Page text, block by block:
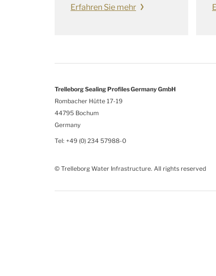
Erfahren Sie mehr
Trelleborg Sealing Profiles Germany GmbH
Rombacher Hütte 17-19
44795 Bochum
Germany
Tel: +49 (0) 234 57988-0
© Trelleborg Water Infrastructure. All rights reserved